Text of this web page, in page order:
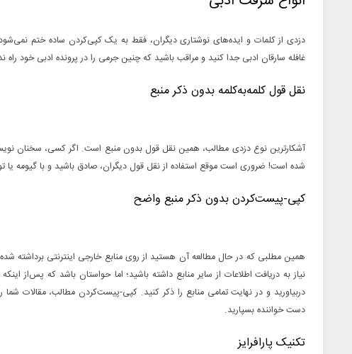
دزدی از کلمات و ایده‌های نوشتاری دیگران، فقط به یک کپی‌کردن ساده ختم نمی‌شود.
غافله سارقان ادبی جدا کنید و مراقب باشید که چنین جرمی را در پرونده ادبی خود راه
نقل قول کلمه‌به‌کلمه بدون ذکر منبع
آشکارترین نوع دزدی مطالب، همین نقل قول بدون منبع است. اگر کسی، سخنان
شده است! ضروری است موقع استفاده از نقل قول دیگران، صادق باشید و با گیومه یا
کپی-پیست‌کردن بدون ذکر منبع واضح
همین مطلبی که در حال مطالعه آن هستید از روی منابع خارجی اینترنتی برداشته
نیاز به دریافت اطلاعات از سایر منابع داشته باشید؛ اما حواستان باشد که پس‌از
دربیاورید و در نهایت تمامی منابع را ذکر کنید. کپی‌-پیست‌کردن مطالب، مقالات
دست خواننده بسپارید.
تکنیک پارافرایز